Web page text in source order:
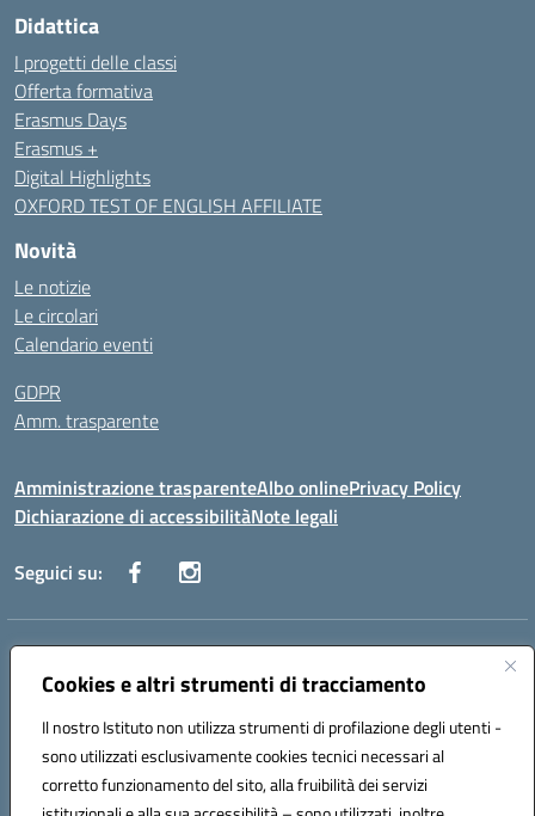
Cookies e altri strumenti di tracciamento
Il nostro Istituto non utilizza strumenti di profilazione degli utenti -
sono utilizzati esclusivamente cookies tecnici necessari al
corretto funzionamento del sito, alla fruibilità dei servizi
Didattica
I progetti delle classi
Offerta formativa
Erasmus Days
Erasmus +
Digital Highlights
OXFORD TEST OF ENGLISH AFFILIATE
Novità
Le notizie
Le circolari
Calendario eventi
GDPR
Amm. trasparente
Amministrazione trasparenteAlbo onlinePrivacy Policy
Dichiarazione di accessibilitàNote legali
Seguici su:
Indirizzo:
Centralino:+39 080 2446680 Email:baic882008@istruzione.it
Codice fiscale: 80023470729
Codice meccanografico:
BAIC882008
Codice unico di fatturazione (CUF): UFEUNT